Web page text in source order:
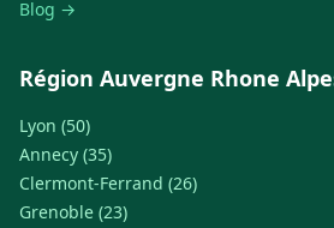
Blog →
Région Auvergne Rhone
Lyon (50)
Annecy (35)
Clermont-Ferrand (26)
Grenoble (23)